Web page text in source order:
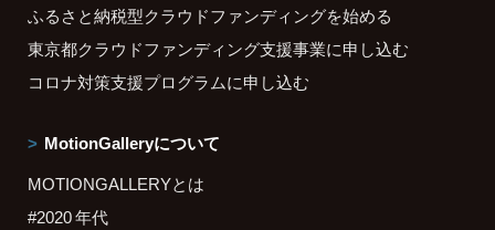
ふるさと納税型クラウドファンディングを始める
東京都クラウドファンディング支援事業に申し込む
コロナ対策支援プログラムに申し込む
MotionGalleryについて
MOTIONGALLERYとは
#2020 年代